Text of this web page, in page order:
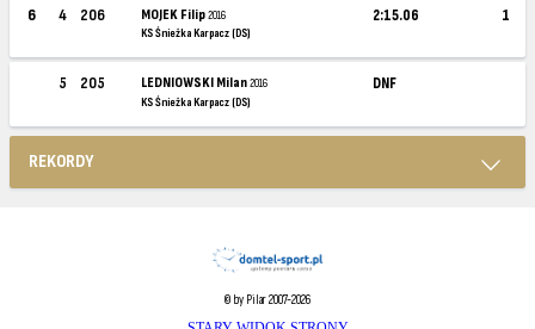
6 4 206 MOJEK Filip2016
KS Śnieżka Karpacz (DS)
2:15.06 1
5 205 LEDNIOWSKI Milan2016
KS Śnieżka Karpacz (DS)
DNF
REKORDY
© by Pilar 2007-2026